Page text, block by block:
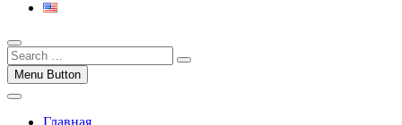
Menu Button
Главная